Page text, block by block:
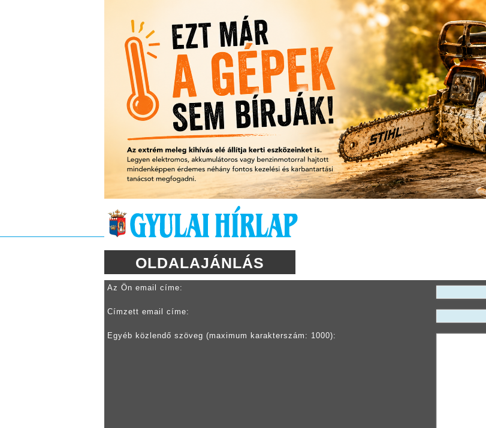
OLDALAJÁNLÁS
Az Ön email címe:
Címzett email címe:
Egyéb közlendő szöveg (maximum karakterszám: 1000):